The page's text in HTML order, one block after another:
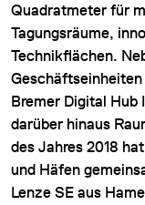
Quadratmeter für
Tagungsräume,
Technikflächen.
Geschäftseinheiten
Bremer Digital Hub
darüber hinaus
des Jahres 2018
und Häfen
Lenze SE aus